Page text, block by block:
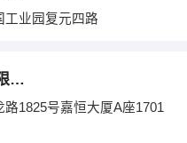
工业园复元四路
山东百灵中央空调有限公司
1825号嘉恒大厦A座1701